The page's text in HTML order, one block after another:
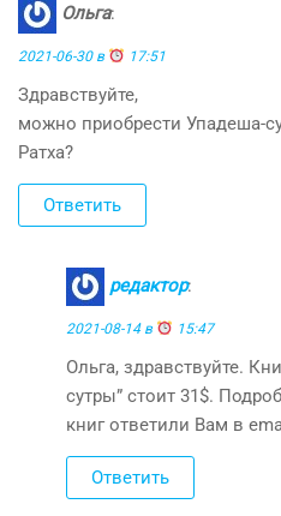
Ольга:
2021-06-30 в 17:51
Здравствуйте,
можно приобрести Упадеша-
Ратха?
Ответить
редактор:
2021-08-14 в 15:47
Ольга, здравствуйте.
сутры” стоит 31$.
книг ответили Вам в
Ответить